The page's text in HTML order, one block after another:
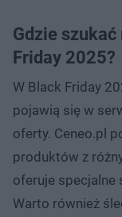
Gdzie
Friday 2025?
W Black Friday
pojawią się w
oferty. Ceneo.pl
produktów z
oferuje specjalne
Warto również